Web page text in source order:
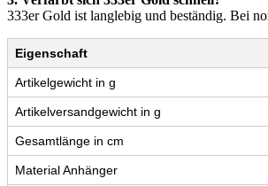
333er Gold ist langlebig und beständig. Bei
Eigenschaft
Artikelgewicht in g
Artikelversandgewicht in g
Gesamtlänge in cm
Material Anhänger